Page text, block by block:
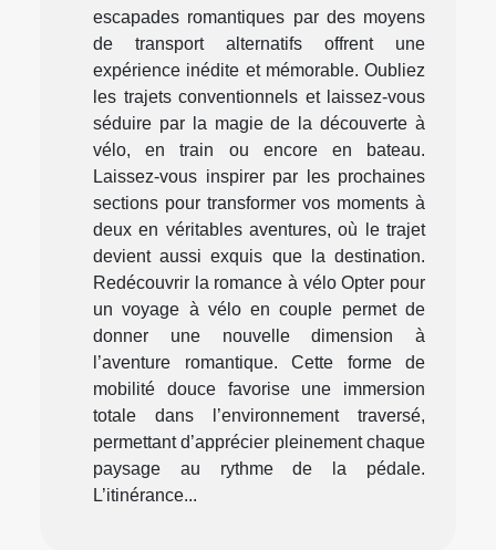
escapades romantiques par des moyens
de transport alternatifs offrent une
expérience inédite et mémorable. Oubliez
les trajets conventionnels et laissez-vous
séduire par la magie de la découverte à
vélo, en train ou encore en bateau.
Laissez-vous inspirer par les prochaines
sections pour transformer vos moments à
deux en véritables aventures, où le trajet
devient aussi exquis que la destination.
Redécouvrir la romance à vélo Opter pour
un voyage à vélo en couple permet de
donner une nouvelle dimension à
l’aventure romantique. Cette forme de
mobilité douce favorise une immersion
totale dans l’environnement traversé,
permettant d’apprécier pleinement chaque
paysage au rythme de la pédale.
L’itinérance...